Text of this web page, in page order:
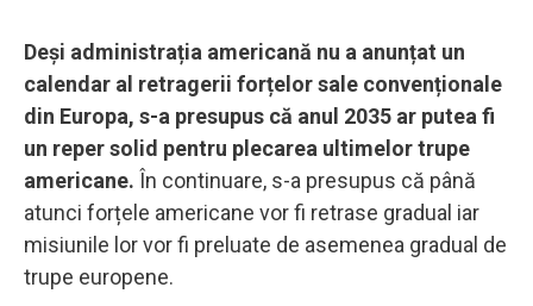
Deși administrația americană nu a anunțat un
calendar al retragerii forțelor sale convenționale
din Europa, s-a presupus că anul 2035 ar putea fi
un reper solid pentru plecarea ultimelor trupe
americane. În continuare, s-a presupus că până
atunci forțele americane vor fi retrase gradual iar
misiunile lor vor fi preluate de asemenea gradual de
trupe europene.